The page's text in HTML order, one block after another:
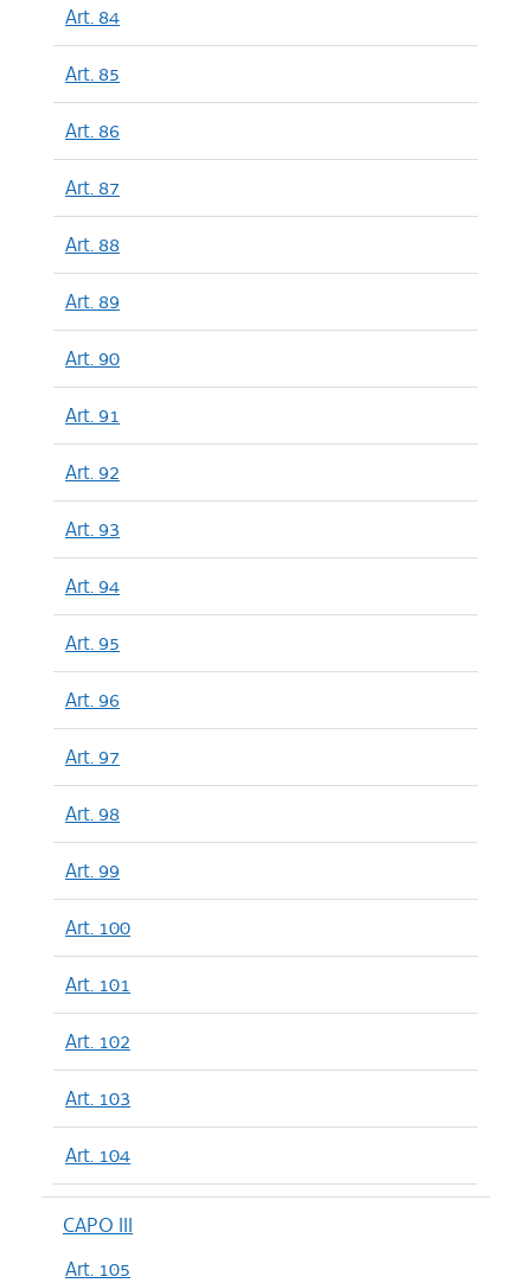
Art. 84
Art. 85
Art. 86
Art. 87
Art. 88
Art. 89
Art. 90
Art. 91
Art. 92
Art. 93
Art. 94
Art. 95
Art. 96
Art. 97
Art. 98
Art. 99
Art. 100
Art. 101
Art. 102
Art. 103
Art. 104
CAPO III
Art. 105